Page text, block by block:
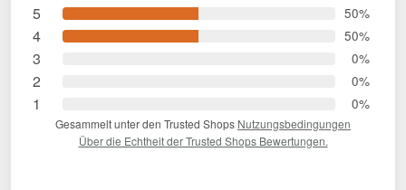
5 50%
4 50%
3 0%
2 0%
1 0%
Gesammelt unter den Trusted Shops Nutzungsbedingungen
Über die Echtheit der Trusted Shops Bewertungen.